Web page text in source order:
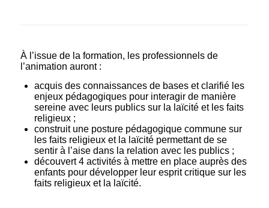
À l’issue de la formation, les professionnels de
l’animation auront :
acquis des connaissances de bases et clarifié les
enjeux pédagogiques pour interagir de manière
sereine avec leurs publics sur la laïcité et les faits
religieux ;
construit une posture pédagogique commune sur
les faits religieux et la laïcité permettant de se
sentir à l’aise dans la relation avec les publics ;
découvert 4 activités à mettre en place auprès des
enfants pour développer leur esprit critique sur les
faits religieux et la laïcité.